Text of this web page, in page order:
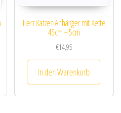
Herz Katzen Anhänger mit Kette
45cm + 5cm
€14,95
In den Warenkorb